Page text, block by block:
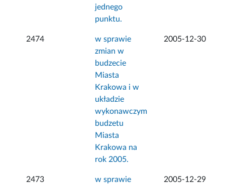
jednego
punktu.
2474
w sprawie
zmian w
budzecie
Miasta
Krakowa i w
układzie
wykonawczym
budzetu
Miasta
Krakowa na
rok 2005.
2005-12-30
2473
w sprawie
2005-12-29